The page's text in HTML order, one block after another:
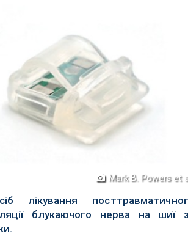
Mark B. Powers et
лікування
блукаючого нерва на шиї